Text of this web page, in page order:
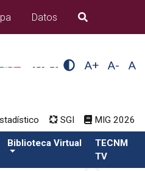
Datos B�squeda
A+ A- A
SGI MIG 2026
Biblioteca Virtual
TECNM
TV